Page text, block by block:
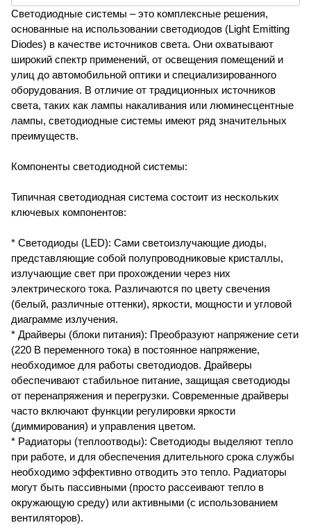
Светодиодные системы – это комплексные решения,
основанные на использовании светодиодов (Light Emitting
Diodes) в качестве источников света. Они охватывают
широкий спектр применений, от освещения помещений и
улиц до автомобильной оптики и специализированного
оборудования. В отличие от традиционных источников
света, таких как лампы накаливания или люминесцентные
лампы, светодиодные системы имеют ряд значительных
преимуществ.
Компоненты светодиодной системы:
Типичная светодиодная система состоит из нескольких
ключевых компонентов:
* Светодиоды (LED): Сами светоизлучающие диоды,
представляющие собой полупроводниковые кристаллы,
излучающие свет при прохождении через них
электрического тока. Различаются по цвету свечения
(белый, различные оттенки), яркости, мощности и угловой
диаграмме излучения.
* Драйверы (блоки питания): Преобразуют напряжение сети
(220 В переменного тока) в постоянное напряжение,
необходимое для работы светодиодов. Драйверы
обеспечивают стабильное питание, защищая светодиоды
от перенапряжения и перегрузки. Современные драйверы
часто включают функции регулировки яркости
(диммирования) и управления цветом.
* Радиаторы (теплоотводы): Светодиоды выделяют тепло
при работе, и для обеспечения длительного срока службы
необходимо эффективно отводить это тепло. Радиаторы
могут быть пассивными (просто рассеивают тепло в
окружающую среду) или активными (с использованием
вентиляторов).